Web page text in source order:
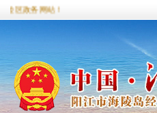
政务网站！